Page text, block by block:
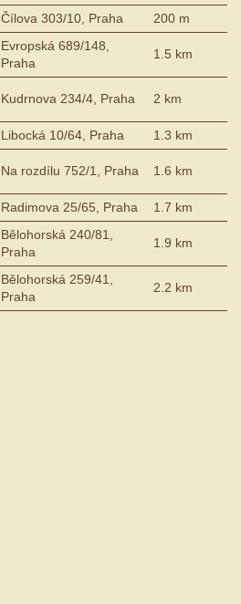
Čílova 303/10, Praha 200 m
Evropská 689/148,
Praha
1.5 km
Kudrnova 234/4, Praha 2 km
Libocká 10/64, Praha
1.3 km
Na rozdílu 752/1, Praha 1.6 km
Radimova 25/65, Praha 1.7 km
Bělohorská 240/81,
Praha
1.9 km
Bělohorská 259/41,
Praha
2.2 km